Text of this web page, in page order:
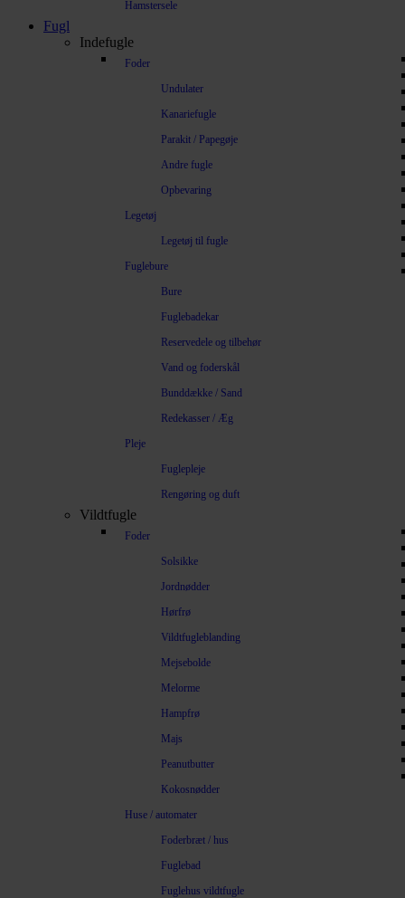
Hamstersele
Fugl
Indefugle
Foder
Undulater
Kanariefugle
Parakit / Papegøje
Andre fugle
Opbevaring
Legetøj
Legetøj til fugle
Fuglebure
Bure
Fuglebadekar
Reservedele og tilbehør
Vand og foderskål
Bunddække / Sand
Redekasser / Æg
Pleje
Fuglepleje
Rengøring og duft
Vildtfugle
Foder
Solsikke
Jordnødder
Hørfrø
Vildtfugleblanding
Mejsebolde
Melorme
Hampfrø
Majs
Peanutbutter
Kokosnødder
Huse / automater
Foderbræt / hus
Fuglebad
Fuglehus vildtfugle